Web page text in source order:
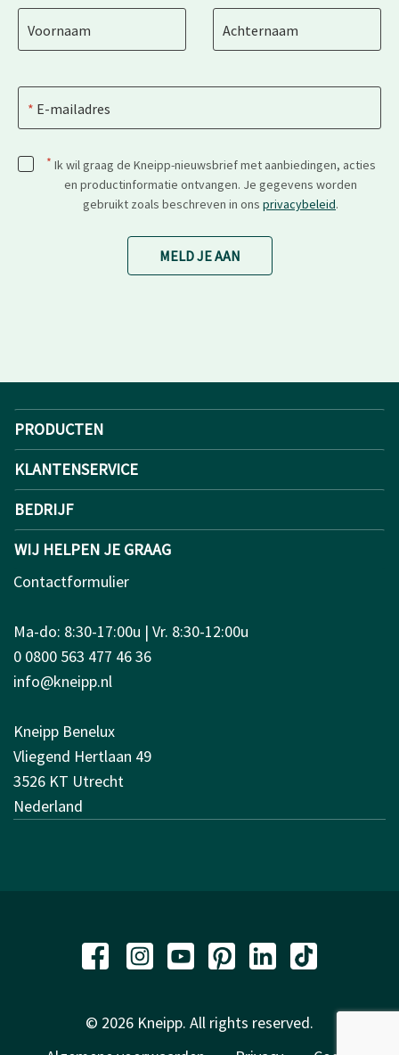
Voornaam Achternaam
E-mailadres
* Ik wil graag de Kneipp-nieuwsbrief met aanbiedingen, acties
en productinformatie ontvangen. Je gegevens worden
gebruikt zoals beschreven in ons privacybeleid.
MELD JE AAN
PRODUCTEN
KLANTENSERVICE
BEDRIJF
WIJ HELPEN JE GRAAG
Contactformulier
Ma-do: 8:30-17:00u | Vr. 8:30-12:00u
0 0800 563 477 46 36
info@kneipp.nl
Kneipp Benelux
Vliegend Hertlaan 49
3526 KT Utrecht
Nederland
© 2026 Kneipp. All rights reserved.